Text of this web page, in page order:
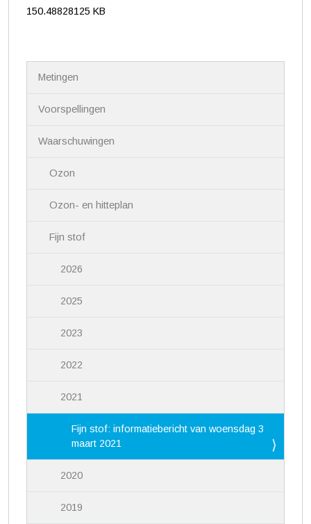
150.48828125 KB
Metingen
Voorspellingen
Waarschuwingen
Ozon
Ozon- en hitteplan
Fijn stof
2026
2025
2023
2022
2021
Fijn stof: informatiebericht van woensdag 3
maart 2021
2020
2019